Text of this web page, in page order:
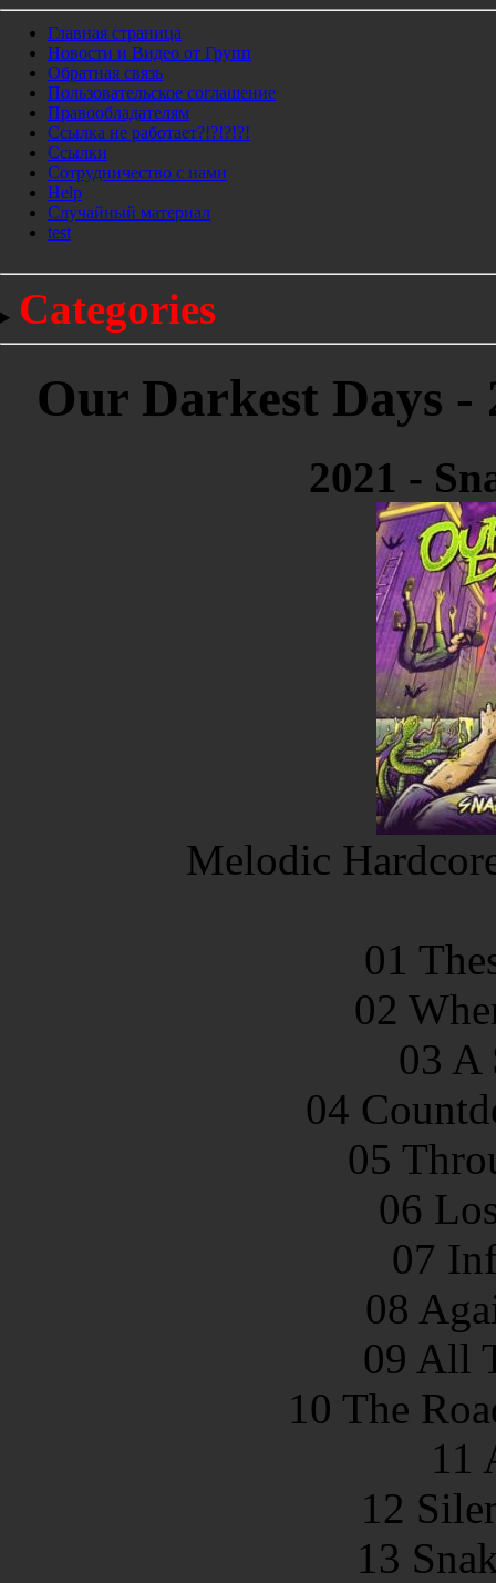
Главная страница
Новости и Видео от Групп
Обратная связь
Пользовательское соглашение
Правообладателям
Ссылка не работает?!?!?!?!
Ссылки
Сотрудничество с нами
Help
Cлучайный материал
test
Categories
Our Darkest Days -
2021 -
Melodic
01
02
03 A
04
05
06
07
08
09 All
10 The
11
12
13